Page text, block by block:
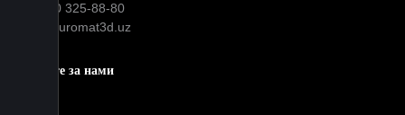
+99890 325-88-80
info@euromat3d.uz
Следите за нами